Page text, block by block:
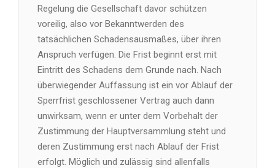
Regelung die Gesellschaft davor schützen
voreilig, also vor Bekanntwerden des
tatsächlichen Schadensausmaßes, über ihren
Anspruch verfügen. Die Frist beginnt erst mit
Eintritt des Schadens dem Grunde nach. Nach
überwiegender Auffassung ist ein vor Ablauf der
Sperrfrist geschlossener Vertrag auch dann
unwirksam, wenn er unter dem Vorbehalt der
Zustimmung der Hauptversammlung steht und
deren Zustimmung erst nach Ablauf der Frist
erfolgt. Möglich und zulässig sind allenfalls